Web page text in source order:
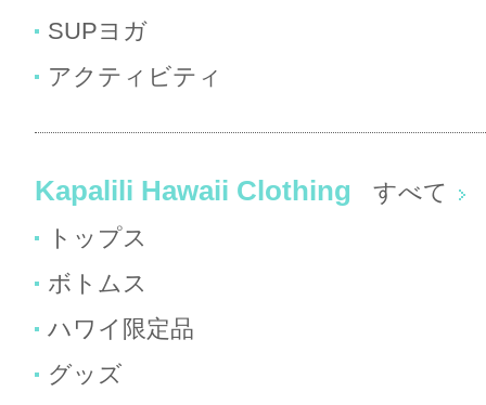
SUPヨガ
アクティビティ
Kapalili Hawaii Clothing
すべて
トップス
ボトムス
ハワイ限定品
グッズ